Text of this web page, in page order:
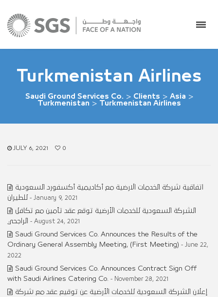
Turkmenistan Airlines
Saudi Ground Services Co. > Clients > Asia >
Turkmenistan > Turkmenistan Airlines
JULY 6, 2021 0
اتفاقية شركة الخدمات الارضية مع أكاديمية أكسفورد السعودية
للطيران
- January 9, 2021
الشركة السعودية للخدمات الأرضية توقع عقد تأمين مع تكافل
الراجحي
- August 24, 2021
Saudi Ground Services Co. Announces the Results of the
Ordinary General Assembly Meeting, (First Meeting) - June 22,
2022
Saudi Ground Services Co. Announces Contract Sign Off
with Saudi Airlines Catering Co. - November 28, 2021
إعلان الشركة السعودية للخدمات الأرضية عن توقيع عقد مع شركة